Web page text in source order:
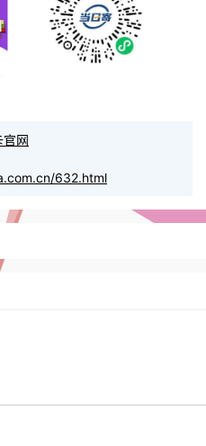
官网
632.html